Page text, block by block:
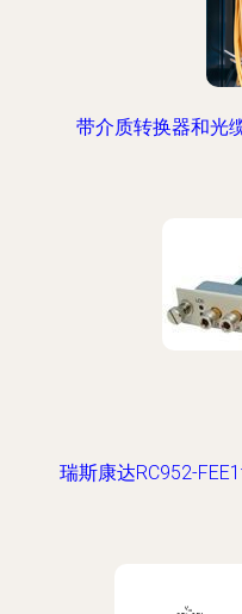
带介质转换器和光
瑞斯康达RC952-